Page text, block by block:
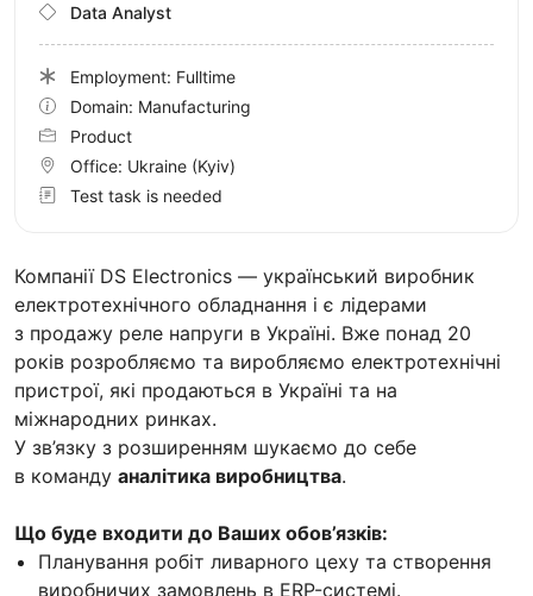
Компанії DS Electronics — український виробник
електротехнічного обладнання і є лідерами
з продажу реле напруги в Україні. Вже понад 20
років розробляємо та виробляємо електротехнічні
пристрої, які продаються в Україні та на
міжнародних ринках.
У зв’язку з розширенням шукаємо до себе
в команду аналітика виробництва.
Що буде входити до Ваших обов’язків:
Планування робіт ливарного цеху та створення
виробничих замовлень в ERP-системі.
Data Analyst
Employment: Fulltime
Domain: Manufacturing
Product
Office: Ukraine (Kyiv)
Test task is needed